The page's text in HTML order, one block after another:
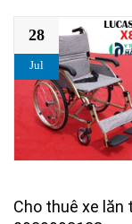
28
Jul
Cho thuê xe lăn